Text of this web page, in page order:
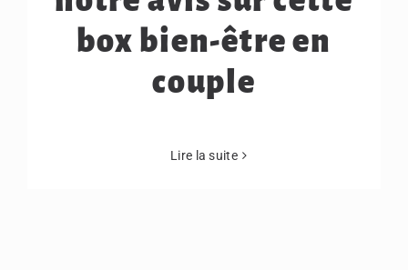
box bien-être en
couple
Lire la suite